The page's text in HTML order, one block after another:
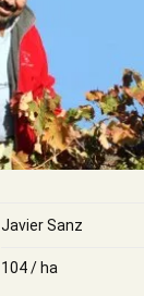
Javier Sanz
104 / ha